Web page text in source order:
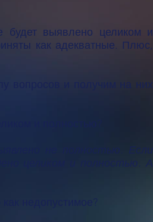
будет выявлено целиком и
как адекватные. Плюс,
вопросов и получим на них
и полностью?
не полностью. Если
целиком и полностью. А
недопустимое?